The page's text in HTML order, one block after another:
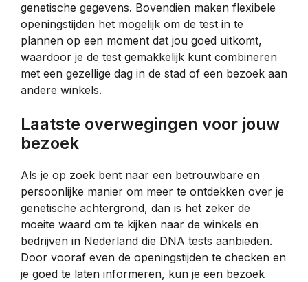
genetische gegevens. Bovendien maken flexibele
openingstijden het mogelijk om de test in te
plannen op een moment dat jou goed uitkomt,
waardoor je de test gemakkelijk kunt combineren
met een gezellige dag in de stad of een bezoek aan
andere winkels.
Laatste overwegingen voor jouw
bezoek
Als je op zoek bent naar een betrouwbare en
persoonlijke manier om meer te ontdekken over je
genetische achtergrond, dan is het zeker de
moeite waard om te kijken naar de winkels en
bedrijven in Nederland die DNA tests aanbieden.
Door vooraf even de openingstijden te checken en
je goed te laten informeren, kun je een bezoek